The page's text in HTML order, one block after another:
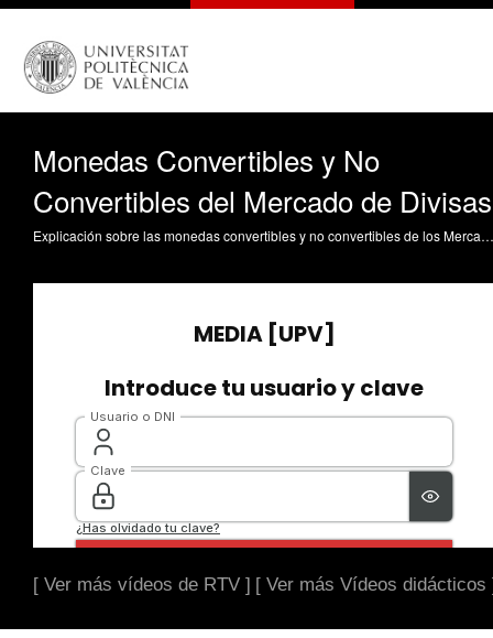
Monedas Convertibles y No
Convertibles del Mercado de Divisas
Explicación sobre las monedas convertibles y no convertibles de los Mercados de Divisas Benito Benito, A. (2009). Monedas Convertibles y No Convertibles del Mercado de Divisas. https://riunet.upv.es/handle/10251/5046
[ Ver más vídeos de RTV ] [ Ver más Vídeos didácticos